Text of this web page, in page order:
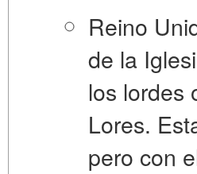
Reino
de la
los lordes
Lores.
pero con